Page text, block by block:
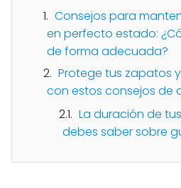
Consejos para
en perfecto estado:
de forma adecuada?
Protege tus zapatos
con estos consejos de
La duración de
debes saber sobre